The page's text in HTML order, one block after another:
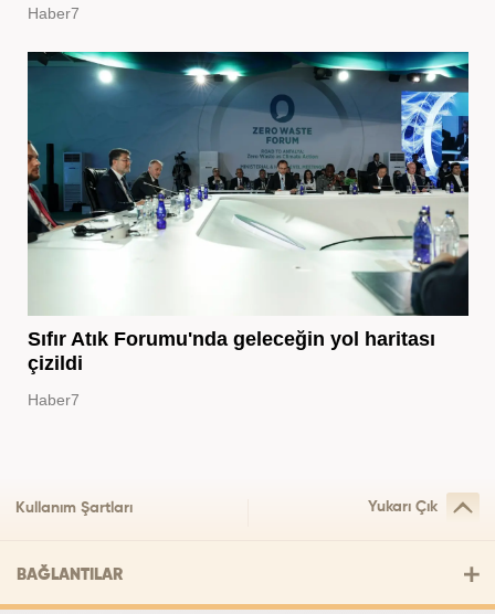
Haber7
Sıfır Atık Forumu'nda geleceğin yol haritası
çizildi
Haber7
Kullanım Şartları Yukarı Çık
BAĞLANTILAR